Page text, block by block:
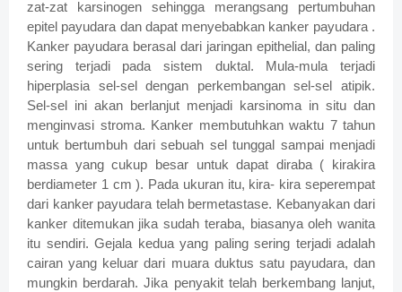
zat-zat karsinogen sehingga merangsang pertumbuhan
epitel payudara dan dapat menyebabkan kanker payudara .
Kanker payudara berasal dari jaringan epithelial, dan paling
sering terjadi pada sistem duktal. Mula-mula terjadi
hiperplasia sel-sel dengan perkembangan sel-sel atipik.
Sel-sel ini akan berlanjut menjadi karsinoma in situ dan
menginvasi stroma. Kanker membutuhkan waktu 7 tahun
untuk bertumbuh dari sebuah sel tunggal sampai menjadi
massa yang cukup besar untuk dapat diraba ( kirakira
berdiameter 1 cm ). Pada ukuran itu, kira- kira seperempat
dari kanker payudara telah bermetastase. Kebanyakan dari
kanker ditemukan jika sudah teraba, biasanya oleh wanita
itu sendiri. Gejala kedua yang paling sering terjadi adalah
cairan yang keluar dari muara duktus satu payudara, dan
mungkin berdarah. Jika penyakit telah berkembang lanjut,